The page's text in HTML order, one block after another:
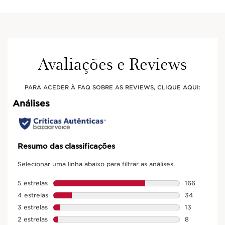
Avaliações e Reviews
PARA ACEDER À FAQ SOBRE AS REVIEWS, CLIQUE AQUI: